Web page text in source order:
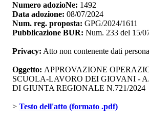
Numero adozioNe: 1492
Data adozione: 08/07/2024
Num. reg. proposta: GPG/2024/1611
Pubblicazione BUR: Num. 233 del 15/
Privacy: Atto non contenente dati
Oggetto: APPROVAZIONE
SCUOLA-LAVORO DEI GIOVANI -
DI GIUNTA REGIONALE N.721/2024
> Testo dell'atto (formato .pdf)